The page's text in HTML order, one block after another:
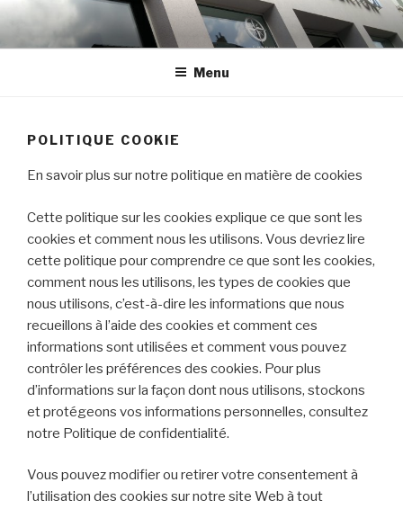
Aller
contenu
Menu
POLITIQUE COOKIE
En savoir plus sur notre politique en matière de cookies
Cette politique sur les cookies explique ce que sont les
cookies et comment nous les utilisons. Vous devriez lire
cette politique pour comprendre ce que sont les cookies,
comment nous les utilisons, les types de cookies que
nous utilisons, c’est-à-dire les informations que nous
recueillons à l’aide des cookies et comment ces
informations sont utilisées et comment vous pouvez
contrôler les préférences des cookies. Pour plus
d’informations sur la façon dont nous utilisons, stockons
et protégeons vos informations personnelles, consultez
notre Politique de confidentialité.
Vous pouvez modifier ou retirer votre consentement à
l’utilisation des cookies sur notre site Web à tout